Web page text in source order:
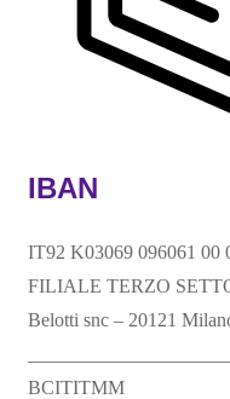
IBAN
IT92 K03069 096061 00
FILIALE TERZO
Belotti snc – 20121
BCITITMM